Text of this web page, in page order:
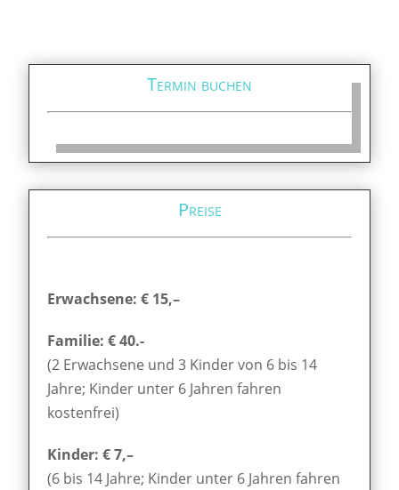
Termin buchen
Preise
Erwachsene: € 15,–
Familie: € 40.-
(2 Erwachsene und 3 Kinder von 6 bis 14
Jahre; Kinder unter 6 Jahren fahren
kostenfrei)
Kinder: € 7,–
(6 bis 14 Jahre; Kinder unter 6 Jahren fahren